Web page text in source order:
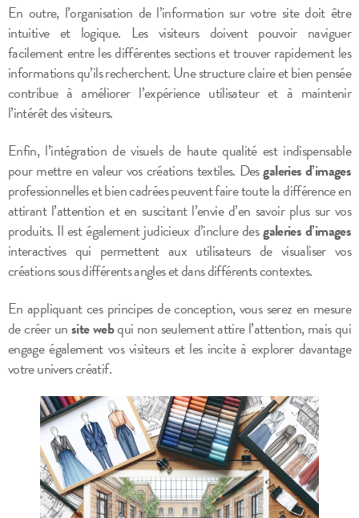
En outre, l’organisation de l’information sur votre site doit être
intuitive et logique. Les visiteurs doivent pouvoir naviguer
facilement entre les différentes sections et trouver rapidement les
informations qu’ils recherchent. Une structure claire et bien pensée
contribue à améliorer l’expérience utilisateur et à maintenir
l’intérêt des visiteurs.
Enfin, l’intégration de visuels de haute qualité est indispensable
pour mettre en valeur vos créations textiles. Desgaleries d’images
professionnelles et bien cadrées peuvent faire toute la différence en
attirant l’attention et en suscitant l’envie d’en savoir plus sur vos
produits. Il est également judicieux d’inclure desgaleries d’images
interactives qui permettent aux utilisateurs de visualiser vos
créations sous différents angles et dans différents contextes.
En appliquant ces principes de conception, vous serez en mesure
de créer unsite webqui non seulement attire l’attention, mais qui
engage également vos visiteurs et les incite à explorer davantage
votre univers créatif.